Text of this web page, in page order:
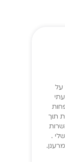
על
תוך
.